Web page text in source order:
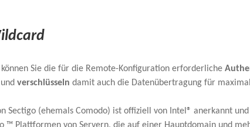
Sie die für die Remote-Konfiguration erforderliche
verschlüsseln damit auch die Datenübertragung für
Sectigo (ehemals Comodo) ist offiziell von Intel® anerkannt